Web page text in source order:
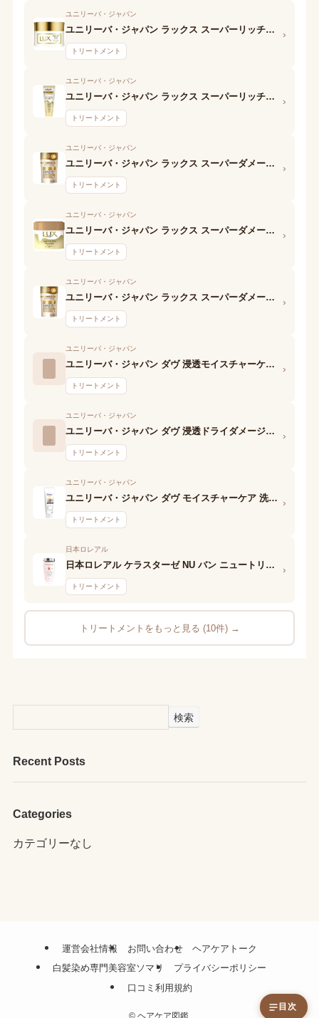
ユニリーバ・ジャパン
ユニリーバ・ジャパン ラックス スーパーリッチシャイン 濃密保湿ヘアマスク
トリートメント
›
ユニリーバ・ジャパン
ユニリーバ・ジャパン ラックス スーパーリッチシャイン ダメージリペア リッチ補修トリートメント (枝毛や切れ毛に)
トリートメント
›
ユニリーバ・ジャパン
ユニリーバ・ジャパン ラックス スーパーダメージリペア 集中補修ヘアパック
トリートメント
›
ユニリーバ・ジャパン
ユニリーバ・ジャパン ラックス スーパーダメージリペア 濃密補修ヘアマスク
トリートメント
›
ユニリーバ・ジャパン
ユニリーバ・ジャパン ラックス スーパーダメージリペア 濃密補修トリートメントマスク
トリートメント
›
ユニリーバ・ジャパン
ユニリーバ・ジャパン ダヴ 浸透モイスチャーケア パワー浸透マスク
トリートメント
›
ユニリーバ・ジャパン
ユニリーバ・ジャパン ダヴ 浸透ドライダメージケア パワー浸透マスク
トリートメント
›
ユニリーバ・ジャパン
ユニリーバ・ジャパン ダヴ モイスチャーケア 洗い流すトリートメント
トリートメント
›
日本ロレアル
日本ロレアル ケラスターゼ NU バン ニュートリリシェス
トリートメント
›
トリートメントをもっと見る (10件) →
検索
Recent Posts
Categories
カテゴリーなし
運営会社情報 お問い合わせ
ヘアケアトーク
白髪染め専門美容室ソマリ
プライバシーポリシー
口コミ利用規約
©ヘアケア図鑑.
目次